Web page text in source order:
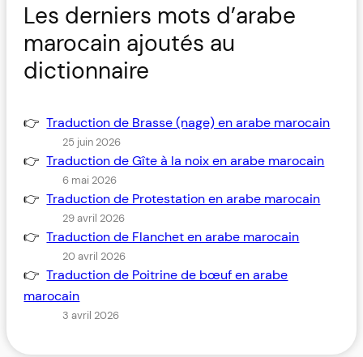
Les derniers mots d’arabe
marocain ajoutés au
dictionnaire
Traduction de Brasse (nage) en arabe marocain
25 juin 2026
Traduction de Gîte à la noix en arabe marocain
6 mai 2026
Traduction de Protestation en arabe marocain
29 avril 2026
Traduction de Flanchet en arabe marocain
20 avril 2026
Traduction de Poitrine de bœuf en arabe
marocain
3 avril 2026